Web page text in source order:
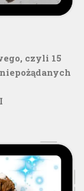
czyli 15